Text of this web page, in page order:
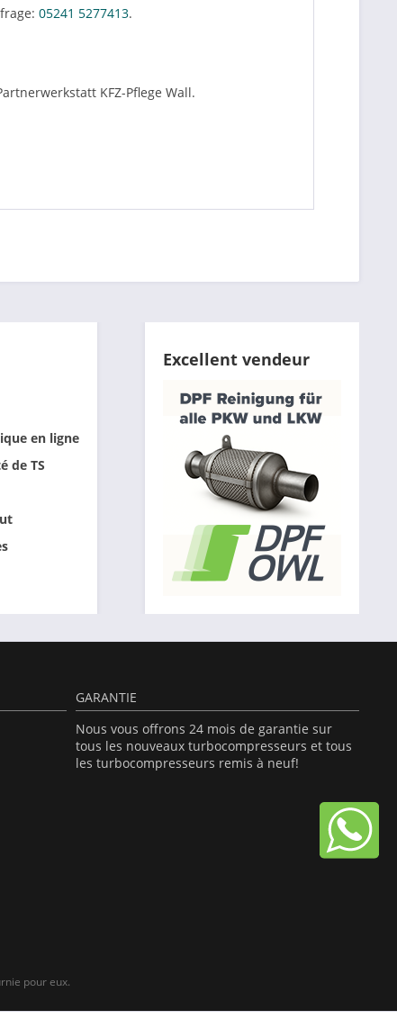
05241 5277413.
KFZ-Pflege Wall.
en ligne
de TS
Excellent vendeur
GARANTIE
Nous vous offrons 24 mois de garantie sur
tous les nouveaux turbocompresseurs et tous
les turbocompresseurs remis à neuf!
pour eux.